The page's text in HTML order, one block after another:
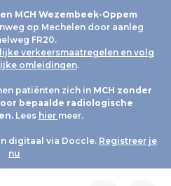
MCH Wezembeek-Oppem
op Mechelen door aanleg
FR20.
verkeersmaatregelen en volg
omleidingen.
patiënten zich in MCH zonder
bepaalde radiologische
Lees hier meer.
digitaal via Doccle. Registreer je
nu